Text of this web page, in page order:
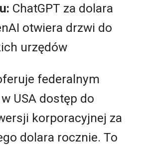
ChatGPT za dolara
otwiera drzwi do
urzędów
federalnym
USA dostęp do
korporacyjnej za
dolara rocznie. To